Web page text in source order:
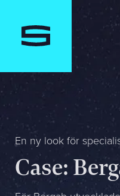
Kontakt
Berätta om er
återkommer oftast redan
Jag är...
Jag vill...
En ny look för
Case: